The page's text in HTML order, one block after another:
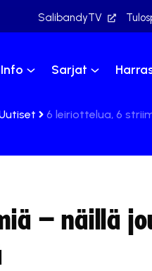
SalibandyTV
Info Sarjat
6 leiriottelua, 6
– näillä